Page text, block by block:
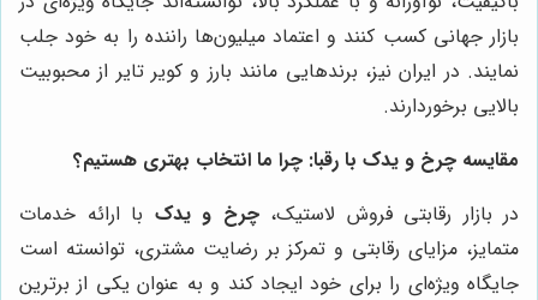
بازار جهانی کسب کنند و اعتماد میلیون‌ها راننده را به خود جلب
نمایند. در ایران نیز، برندهایی مانند بارز و کویر تایر از محبوبیت
بالایی برخوردارند.
مقایسه چرخ و یدک با رقبا: چرا ما انتخاب بهتری هستیم؟
در بازار رقابتی فروش لاستیک،چرخ و یدک با ارائه خدمات
متمایز، مزایای رقابتی و تمرکز بر رضایت مشتری، توانسته است
جایگاه ویژه‌ای را برای خود ایجاد کند و به عنوان یکی از برترین